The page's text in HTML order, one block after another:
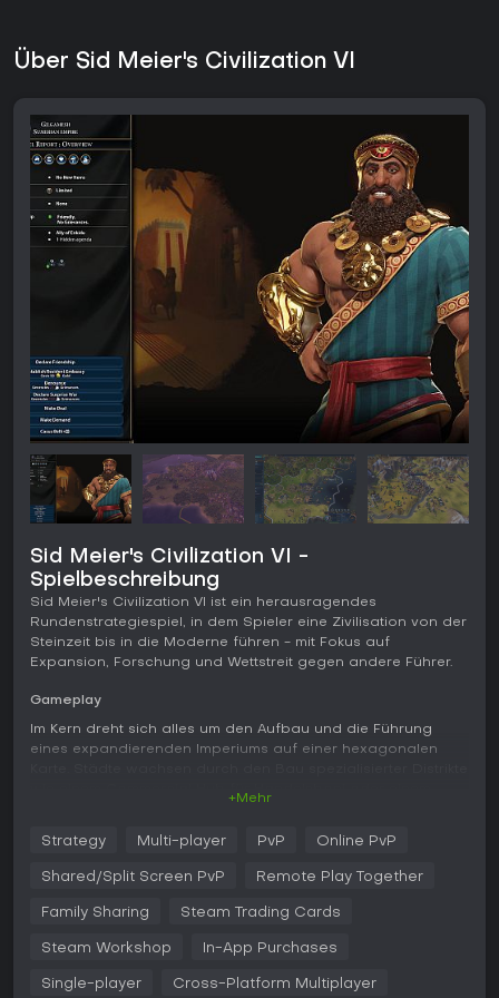
Über Sid Meier's Civilization VI
Sid Meier's Civilization VI -
Spielbeschreibung
Sid Meier's Civilization VI ist ein herausragendes
Rundenstrategiespiel, in dem Spieler eine Zivilisation von der
Steinzeit bis in die Moderne führen - mit Fokus auf
Expansion, Forschung und Wettstreit gegen andere Führer.
Gameplay
Im Kern dreht sich alles um den Aufbau und die Führung
eines expandierenden Imperiums auf einer hexagonalen
abgestimmt werden können.
Forschung ist zentral: Der Technologiebaum treibt den
wissenschaftlichen Fortschritt voran, während der Civics-
freischaltet. Einheiten erkunden die Karte, verbessern
Fortschritt zu beschleunigen.
+Mehr
Strategy Multi-player PvP Online PvP
Shared/Split Screen PvP Remote Play Together
Family Sharing Steam Trading Cards
Steam Workshop In-App Purchases
Single-player Cross-Platform Multiplayer